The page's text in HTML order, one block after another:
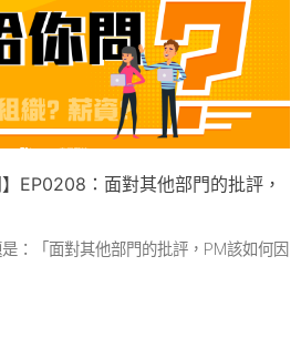
EP0208：面對其他部門的批評，
：「面對其他部門的批評，PM該如何因